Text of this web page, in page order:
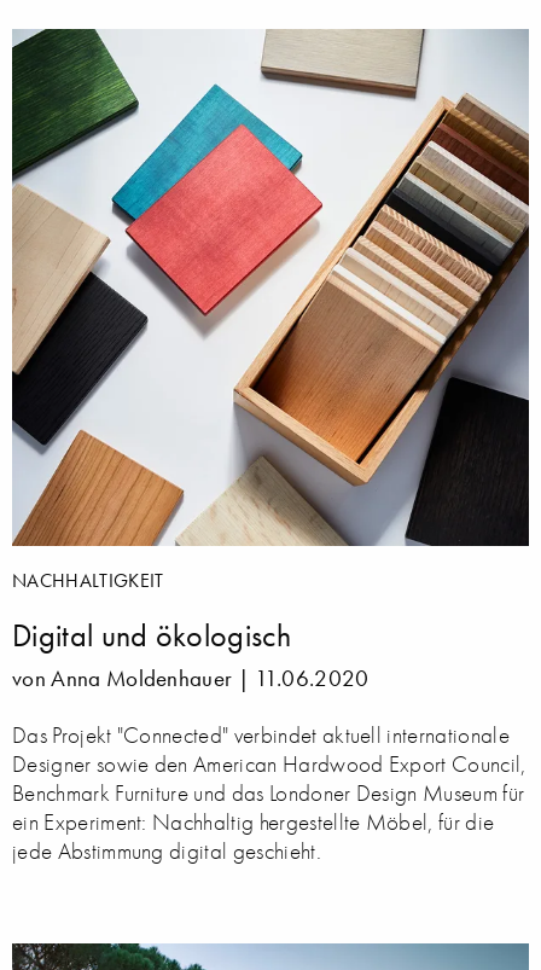
NACHHALTIGKEIT
Digital und ökologisch
von Anna Moldenhauer | 11.06.2020
Das Projekt "Connected" verbindet aktuell internationale
Designer sowie den American Hardwood Export Council,
Benchmark Furniture und das Londoner Design Museum für
ein Experiment: Nachhaltig hergestellte Möbel, für die
jede Abstimmung digital geschieht.